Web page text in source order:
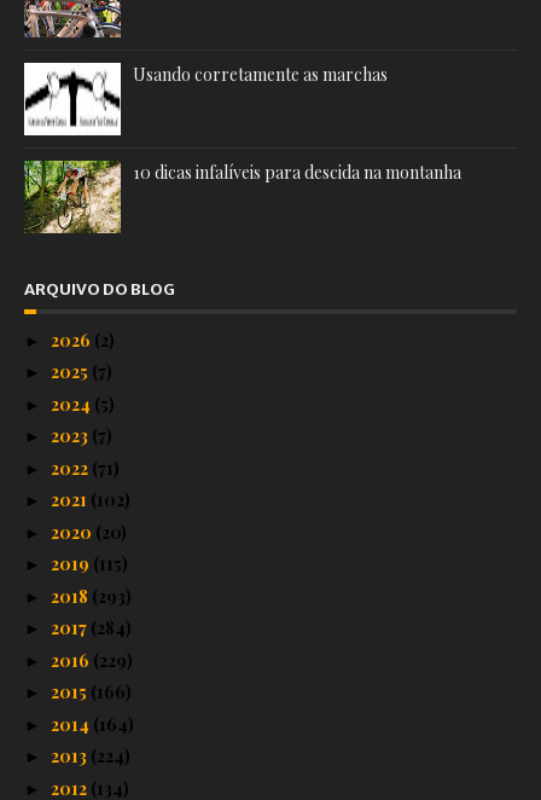
Usando corretamente as marchas
10 dicas infalíveis para descida na montanha
ARQUIVO DO BLOG
► 2026 (2)
► 2025 (7)
► 2024 (5)
► 2023 (7)
► 2022 (71)
► 2021 (102)
► 2020 (20)
► 2019 (115)
► 2018 (293)
► 2017 (284)
► 2016 (229)
► 2015 (166)
► 2014 (164)
► 2013 (224)
► 2012 (134)